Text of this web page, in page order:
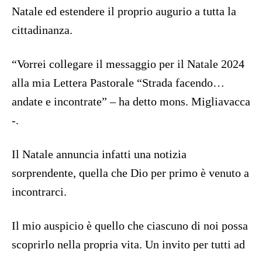
Natale ed estendere il proprio augurio a tutta la
cittadinanza.
“Vorrei collegare il messaggio per il Natale 2024
alla mia Lettera Pastorale “Strada facendo…
andate e incontrate” – ha detto mons. Migliavacca
-.
Il Natale annuncia infatti una notizia
sorprendente, quella che Dio per primo è venuto a
incontrarci.
Il mio auspicio è quello che ciascuno di noi possa
scoprirlo nella propria vita. Un invito per tutti ad